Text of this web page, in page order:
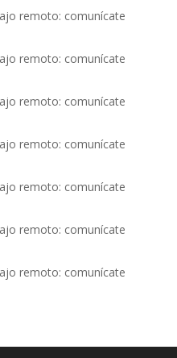
remoto: comunícate
remoto: comunícate
remoto: comunícate
remoto: comunícate
remoto: comunícate
remoto: comunícate
remoto: comunícate